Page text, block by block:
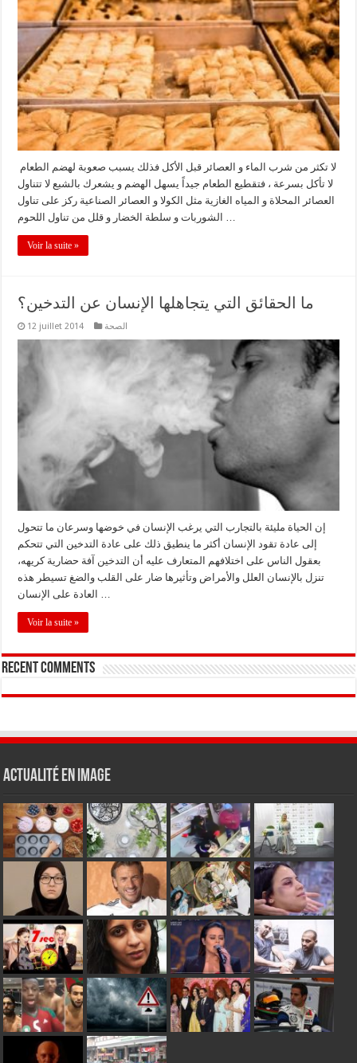
لا تأكل بسرعة ، فتقطيع الطعام جيداً يسهل الهضم و يشعرك بالشبع لا تتناول
العصائر المحلاة و المياه الغازية مثل الكولا و العصائر الصناعية ركز على تناول
Voir la suite »
ما الحقائق التي يتجاهلها الإنسان عن التدخين؟
12 juillet 2014 الصحة
إن الحياة مليئة بالتجارب التي يرغب الإنسان في خوضها وسرعان ما تتحول
إلى عادة تقود الإنسان أكثر ما ينطيق ذلك على عادة التدخين التي تتحكم
بعقول الناس على اختلافهم المتعارف عليه أن التدخين آفة حضارية كريهه،
تنزل بالإنسان العلل والأمراض وتأثيرها ضار على القلب والضغ تسيطر هذه
Voir la suite »
Recent Comments
Actualité en Image